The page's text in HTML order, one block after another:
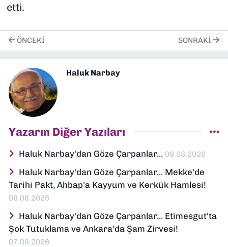
etti.
ÖNCEKI SONRAKI
Haluk Narbay
Yazarın Diğer Yazıları
Haluk Narbay'dan Göze Çarpanlar... 09.08.2026
Haluk Narbay'dan Göze Çarpanlar... Mekke'de
Tarihi Pakt, Ahbap'a Kayyum ve Kerkük Hamlesi!
08.08.2026
Haluk Narbay'dan Göze Çarpanlar... Etimesgut'ta
Şok Tutuklama ve Ankara'da Şam Zirvesi!
07.08.2026